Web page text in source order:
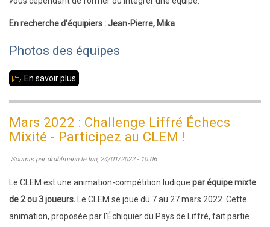
En recherche d'équipiers : Jean-Pierre, Mika
Photos des équipes
En savoir plus
Échecs
:
Les
équipes
inscrites
Mars 2022 : Challenge Liffré Échecs
Mixité - Participez au CLEM !
Soumis par druhlmannle lun, 24/01/2022 - 10:06
Le CLEM est une animation-compétition ludique par équipe mixte
de 2 ou 3 joueurs.Le CLEM se joue du 7 au 27 mars 2022. Cette
animation, proposée par l'Échiquier du Pays de Liffré, fait partie